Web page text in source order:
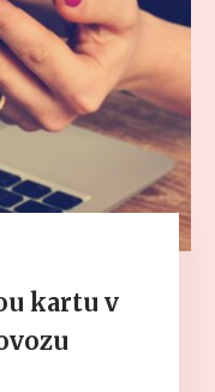
kartu v